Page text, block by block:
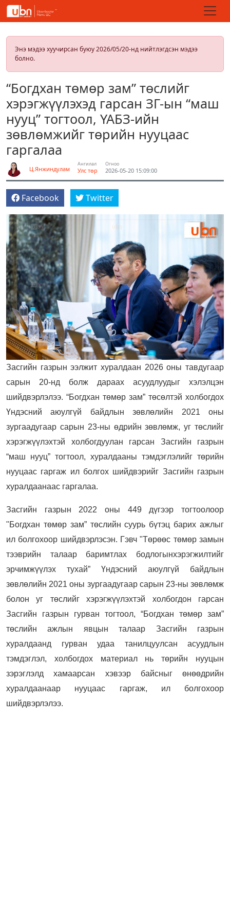
Энэ мэдээ хуучирсан буюу 2026/05/20-нд нийтлэгдсэн мэдээ
болно.
“Богдхан төмөр зам” төслийг
хэрэгжүүлэхэд гарсан ЗГ-ын “маш
нууц” тогтоол, ҮАБЗ-ийн
зөвлөмжийг төрийн нууцаас
гаргалаа
Ц.Янжиндулам
Ангилал
Улс төр
Огноо
2026-05-20 15:09:00
Facebook Twitter
Засгийн газрын ээлжит хуралдаан 2026 оны тавдугаар
сарын 20-нд болж дараах асуудлуудыг хэлэлцэн
шийдвэрлэлээ. “Богдхан төмөр зам” төсөлтэй холбогдох
Үндэсний аюулгүй байдлын зөвлөлийн 2021 оны
зургаадугаар сарын 23-ны өдрийн зөвлөмж, уг төслийг
хэрэгжүүлэхтэй холбогдуулан гарсан Засгийн газрын
“маш нууц” тогтоол, хуралдааны тэмдэглэлийг төрийн
нууцаас гаргаж ил болгох шийдвэрийг Засгийн газрын
хуралдаанаас гаргалаа.
Засгийн газрын 2022 оны 449 дүгээр тогтоолоор
"Богдхан төмөр зам” төслийн суурь бүтэц барих ажлыг
ил болгохоор шийдвэрлэсэн. Гэвч "Төрөөс төмөр замын
тээврийн талаар баримтлах бодлогынхэрэгжилтийг
эрчимжүүлэх тухай” Үндэсний аюулгүй байдлын
зөвлөлийн 2021 оны зургаадугаар сарын 23-ны зөвлөмж
болон уг төслийг хэрэгжүүлэхтэй холбогдон гарсан
Засгийн газрын гурван тогтоол, “Богдхан төмөр зам”
төслийн ажлын явцын талаар Засгийн газрын
хуралдаанд гурван удаа танилцуулсан асуудлын
тэмдэглэл, холбогдох материал нь төрийн нууцын
зэрэглэлд хамаарсан хэвээр байсныг өнөөдрийн
хуралдаанаар нууцаас гаргаж, ил болгохоор
шийдвэрлэлээ.